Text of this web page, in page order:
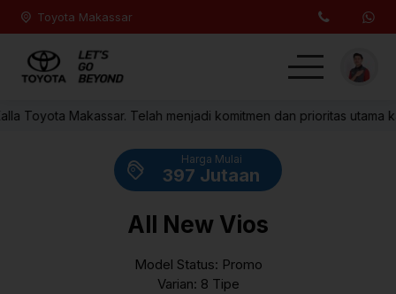
Toyota Makassar
Home
Makassar. Telah menjadi komitmen dan prioritas utama
Harga Mulai
397 Jutaan
All New Vios
Model Status: Promo
Varian: 8 Tipe